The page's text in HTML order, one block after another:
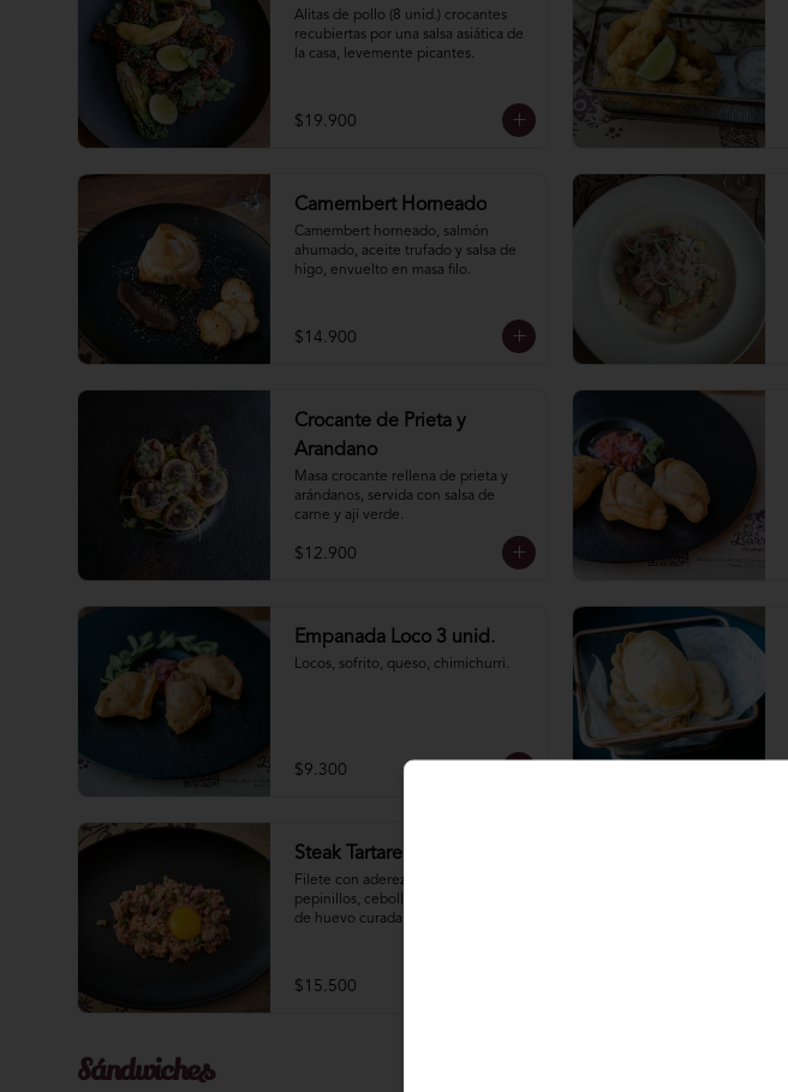
Alitas de pollo (8 unid.) crocantes
recubiertas por una salsa asiática de
la casa, levemente picantes.
$19.900
Camembert Horneado
Camembert horneado, salmón
ahumado, aceite trufado y salsa de
higo, envuelto en masa filo.
$14.900
Crocante de Prieta y
Arandano
Masa crocante rellena de prieta y
arándanos, servida con salsa de
carne y ají verde.
$12.900
Empanada Loco 3 unid.
Locos, sofrito, queso, chimichurri.
$9.300
Steak Tartare
Filete con aderezo de la casa,
pepinillos, cebolla, alcaparras, yema
de huevo curada y flor de sal de
$15.500
Sándwiches